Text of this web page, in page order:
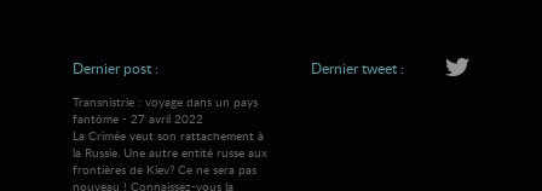
Dernier post :
Transnistrie : voyage dans un pays
fantôme - 27 avril 2022
La Crimée veut son rattachement à
la Russie. Une autre entité russe aux
frontières de Kiev? Ce ne sera pas
nouveau ! Connaissez-vous la
Dernier tweet :